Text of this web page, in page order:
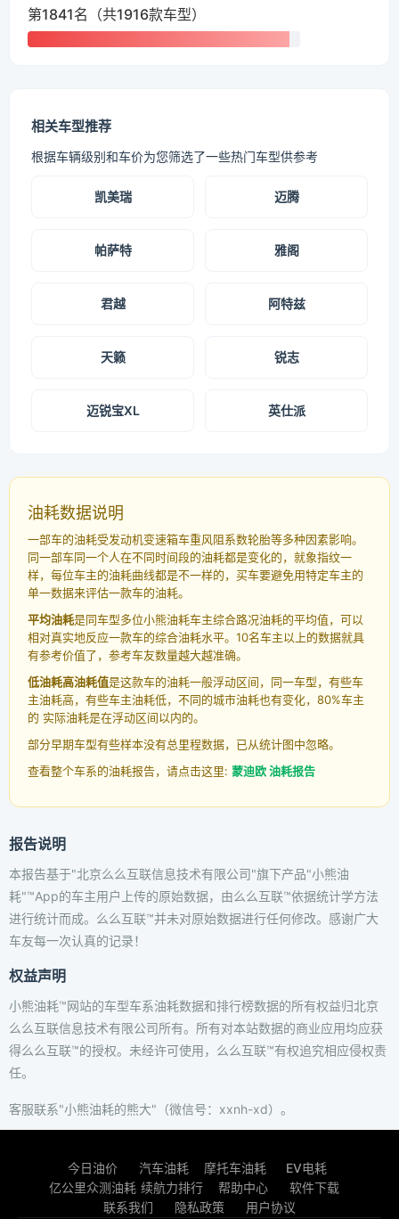
第1841名（共1916款车型）
相关车型推荐
根据车辆级别和车价为您筛选了一些热门车型供参考
凯美瑞 迈腾
帕萨特 雅阁
君越 阿特兹
天籁 锐志
迈锐宝XL 英仕派
油耗数据说明
一部车的油耗受发动机变速箱车重风阻系数轮胎等多种因素影响。
同一部车同一个人在不同时间段的油耗都是变化的，就象指纹一
样，每位车主的油耗曲线都是不一样的，买车要避免用特定车主的
单一数据来评估一款车的油耗。
平均油耗是同车型多位小熊油耗车主综合路况油耗的平均值，可以
相对真实地反应一款车的综合油耗水平。10名车主以上的数据就具
有参考价值了，参考车友数量越大越准确。
低油耗高油耗值是这款车的油耗一般浮动区间，同一车型，有些车
主油耗高，有些车主油耗低，不同的城市油耗也有变化，80%车主
的 实际油耗是在浮动区间以内的。
部分早期车型有些样本没有总里程数据，已从统计图中忽略。
查看整个车系的油耗报告，请点击这里: 蒙迪欧 油耗报告
报告说明
本报告基于"北京么么互联信息技术有限公司"旗下产品"小熊油
耗"™App的车主用户上传的原始数据，由么么互联™依据统计学方法
进行统计而成。么么互联™并未对原始数据进行任何修改。感谢广大
车友每一次认真的记录！
权益声明
小熊油耗™网站的车型车系油耗数据和排行榜数据的所有权益归北京
么么互联信息技术有限公司所有。所有对本站数据的商业应用均应获
得么么互联™的授权。未经许可使用，么么互联™有权追究相应侵权责
任。
客服联系"小熊油耗的熊大"（微信号：xxnh-xd）。
今日油价 汽车油耗 摩托车油耗
EV电耗
亿公里众测油耗 续航力排行 帮助中心
软件下载
联系我们
隐私政策 用户协议